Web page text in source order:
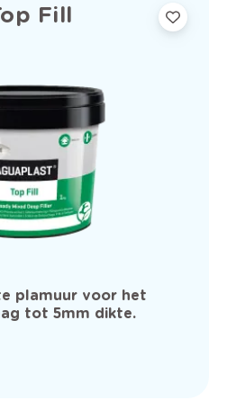
Fill
plamuur voor het
tot 5mm dikte.